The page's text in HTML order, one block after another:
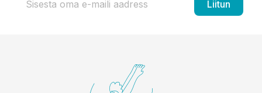
Liitun